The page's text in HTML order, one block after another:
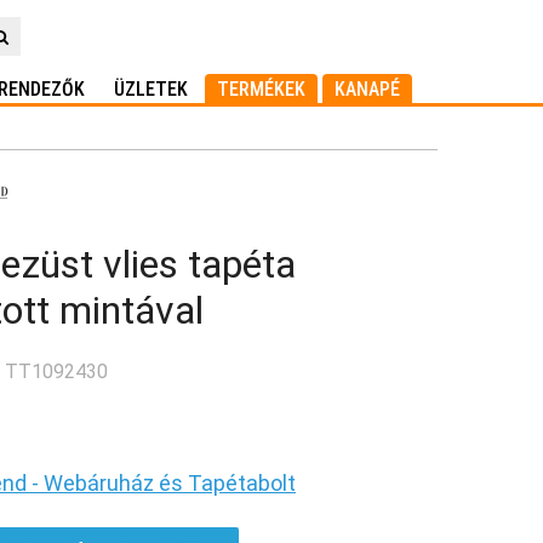
ÜZLETEK TERMÉKEK KANAPÉ
vlies tapéta
mintával
TT1092430
- Webáruház és Tapétabolt